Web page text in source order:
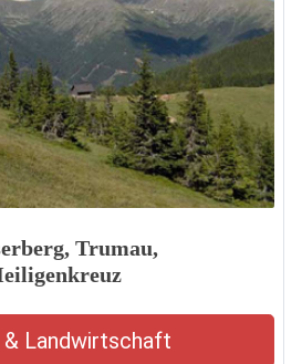
Trumau,
Landwirtschaft